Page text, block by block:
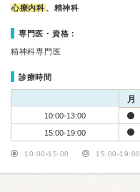
心療内科 、精神科
専門医・資格：
精神科専門医
診療時間
月
10:00-13:00
15:00-19:00
10:00-15:00 15:00-19:00